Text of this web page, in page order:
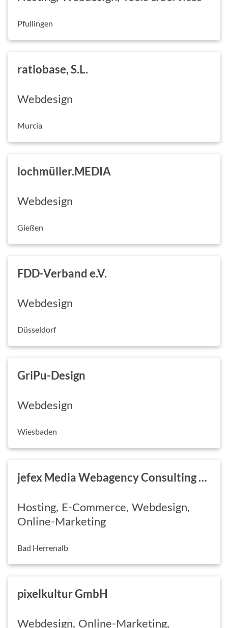
Pfullingen
ratiobase, S.L.
Webdesign
Murcia
lochmüller.MEDIA
Webdesign
Gießen
FDD-Verband e.V.
Webdesign
Düsseldorf
GriPu-Design
Webdesign
Wiesbaden
jefex Media Webagency Consulting & Möbelmontage
Hosting E-Commerce Webdesign
Online-Marketing
Bad Herrenalb
pixelkultur GmbH
Webdesign Online-Marketing